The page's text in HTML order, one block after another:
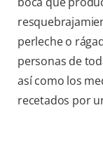
perleche o
personas de
así como los
recetados por